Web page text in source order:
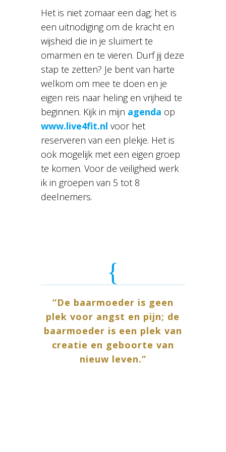
Het is niet zomaar een dag; het is
een uitnodiging om de kracht en
wijsheid die in je sluimert te
omarmen en te vieren. Durf jij deze
stap te zetten? Je bent van harte
welkom om mee te doen en je
eigen reis naar heling en vrijheid te
beginnen. Kijk in mijn agenda op
www.live4fit.nl voor het
reserveren van een plekje. Het is
ook mogelijk met een eigen groep
te komen. Voor de veiligheid werk
ik in groepen van 5 tot 8
deelnemers.
{
“De baarmoeder is geen
plek voor angst en pijn; de
baarmoeder is een plek van
creatie en geboorte van
nieuw leven.”